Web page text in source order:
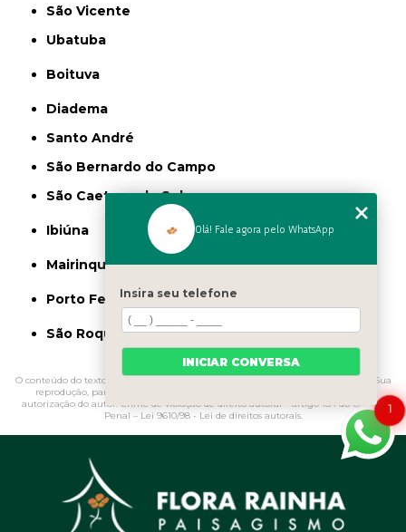
São Vicente
Ubatuba
Boituva
Diadema
Santo André
São Bernardo do Campo
São Caetano do Sul
Ibiúna
Mairinque
Porto Feliz
São Roque
O conteúdo do texto "
" é de direito reservado. Sua
reprodução, parcial ou total, mesmo citando nossos links, é proibida sem a
autorização do autor. Crime de violação de direito autoral – artigo 184 do Código
Penal – Lei 9610/98 - Lei de direitos autorais.
1
Olá! Fale agora pelo WhatsApp
Insira seu telefone
INICIAR CONVERSA